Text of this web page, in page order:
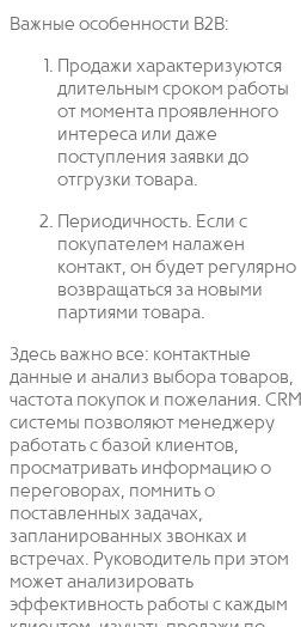
Важные особенности B2B:
Продажи характеризуются
длительным сроком работы
от момента проявленного
интереса или даже
поступления заявки до
отгрузки товара.
Периодичность. Если с
покупателем налажен
контакт, он будет регулярно
возвращаться за новыми
партиями товара.
Здесь важно все: контактные
данные и анализ выбора товаров,
частота покупок и пожелания. CRM
системы позволяют менеджеру
работать с базой клиентов,
просматривать информацию о
переговорах, помнить о
поставленных задачах,
запланированных звонках и
встречах. Руководитель при этом
может анализировать
эффективность работы с каждым